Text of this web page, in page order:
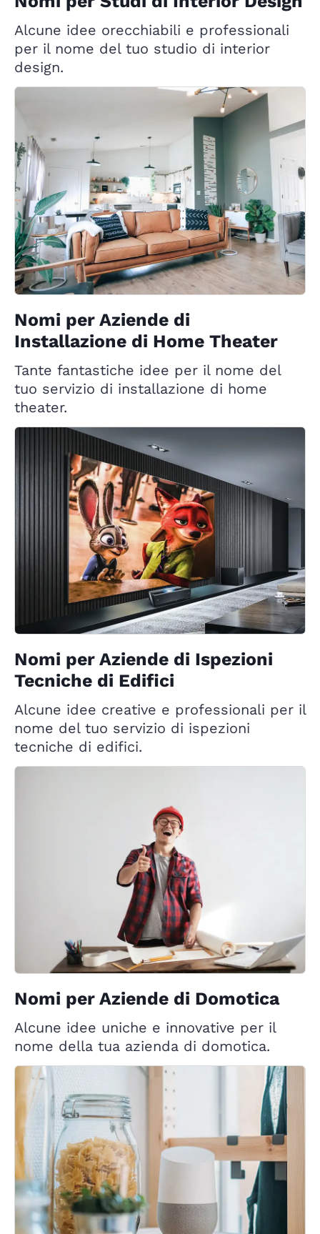
Alcune idee orecchiabili e professionali
per il nome del tuo studio di interior
design.
Nomi per Aziende di
Installazione di Home Theater
Tante fantastiche idee per il nome del
tuo servizio di installazione di home
theater.
Nomi per Aziende di Ispezioni
Tecniche di Edifici
Alcune idee creative e professionali per il
nome del tuo servizio di ispezioni
tecniche di edifici.
Nomi per Aziende di Domotica
Alcune idee uniche e innovative per il
nome della tua azienda di domotica.